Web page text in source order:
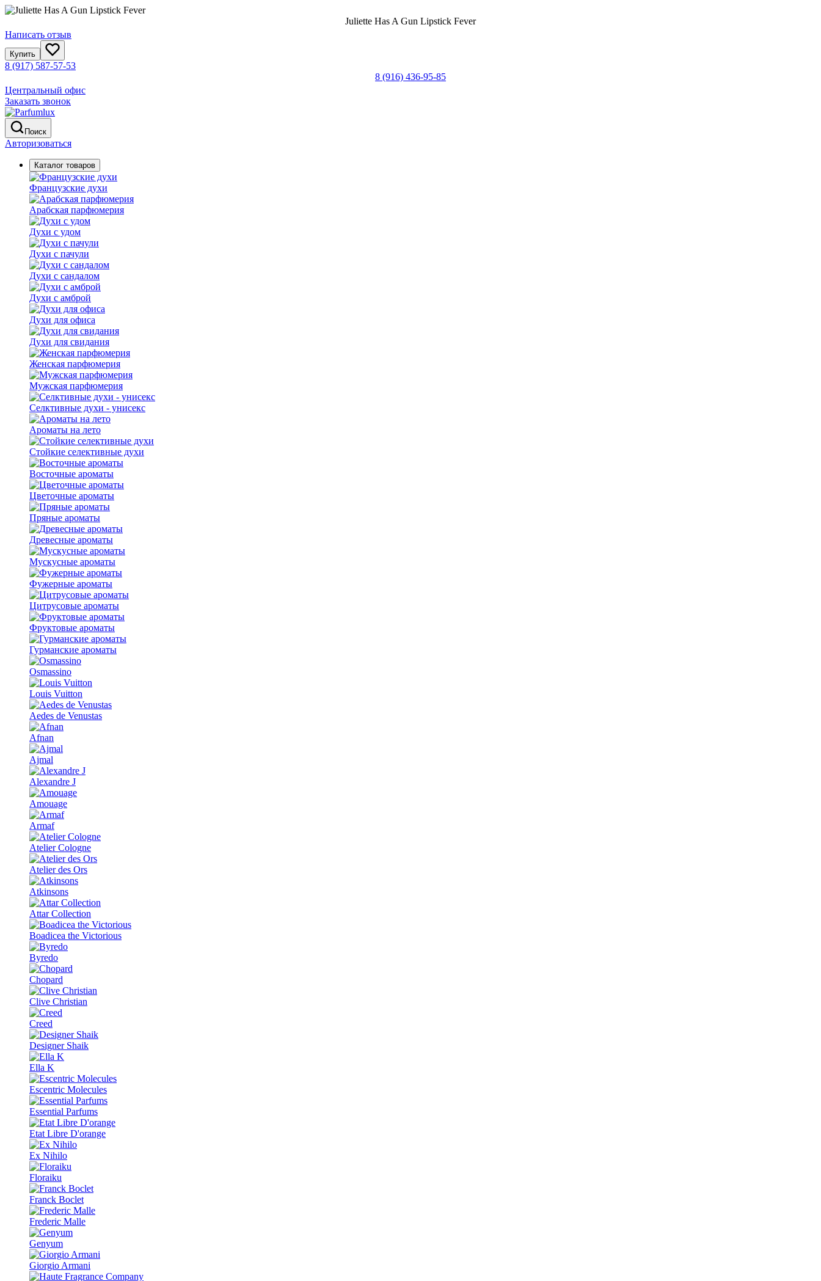
Juliette Has A Gun Lipstick Fever
Написать отзыв
Купить
8 (917) 587-57-53
8 (916) 436-95-85
Центральный офис
Заказать звонок
Поиск
Авторизоваться
Каталог товаров
Французские духи
Арабская парфюмерия
Духи с удом
Духи с пачули
Духи с сандалом
Духи с амброй
Духи для офиса
Духи для свидания
Женская парфюмерия
Мужская парфюмерия
Селктивные духи - унисекс
Ароматы на лето
Стойкие селективные духи
Восточные ароматы
Цветочные ароматы
Пряные ароматы
Древесные ароматы
Мускусные ароматы
Фужерные ароматы
Цитрусовые ароматы
Фруктовые ароматы
Гурманские ароматы
Osmassino
Louis Vuitton
Aedes de Venustas
Afnan
Ajmal
Alexandre J
Amouage
Armaf
Atelier Cologne
Atelier des Ors
Atkinsons
Attar Collection
Boadicea the Victorious
Byredo
Chopard
Clive Christian
Creed
Designer Shaik
Ella K
Escentric Molecules
Essential Parfums
Etat Libre D'orange
Ex Nihilo
Floraiku
Franck Boclet
Frederic Malle
Genyum
Giorgio Armani